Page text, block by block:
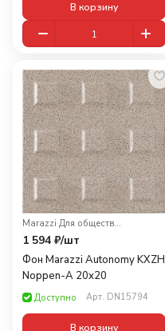
В корзину
Marazzi· Для общественных помещений
1 594 ₽/шт
Фон Marazzi Autonomy KXZH
Noppen-A 20x20
Доступно Арт. DN15794
В корзину